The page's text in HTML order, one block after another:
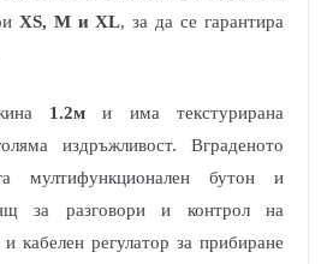
XS, M и XL, за да се гарантира
1.2м и има текстурирана
издръжливост. Вграденото
мултифункционален бутон и
за разговори и контрол на
кабелен регулатор за прибиране